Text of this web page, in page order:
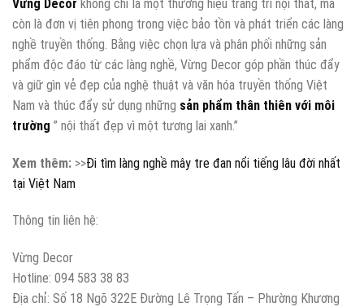
Vừng Decor không chỉ là một thương hiệu trang trí nội thất, mà
còn là đơn vị tiên phong trong việc bảo tồn và phát triển các làng
nghề truyền thống. Bằng việc chọn lựa và phân phối những sản
phẩm độc đáo từ các làng nghề, Vừng Decor góp phần thúc đẩy
và giữ gìn vẻ đẹp của nghệ thuật và văn hóa truyền thống Việt
Nam và thúc đẩy sử dụng những sản phẩm thân thiên với môi
trường ” nội thất đẹp vì một tương lai xanh.”
Xem thêm: >>Đi tìm làng nghề mây tre đan nổi tiếng lâu đời nhất
tại Việt Nam
Thông tin liên hệ:
Vừng Decor
Hotline: 094 583 38 83
Địa chỉ: Số 18 Ngõ 322E Đường Lê Trọng Tấn – Phường Khương